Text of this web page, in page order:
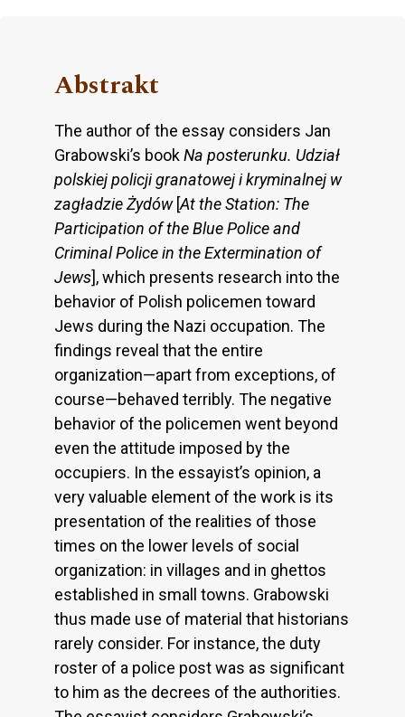
Abstrakt
The author of the essay considers Jan
Grabowski’s bookNa posterunku. Udział
polskiej policji granatowej i kryminalnej w
zagładzie Żydów[At the Station: The
Participation of the Blue Police and
Criminal Police in the Extermination of
Jews], which presents research into the
behavior of Polish policemen toward
Jews during the Nazi occupation. The
findings reveal that the entire
organization—apart from exceptions, of
course—behaved terribly. The negative
behavior of the policemen went beyond
even the attitude imposed by the
occupiers. In the essayist’s opinion, a
very valuable element of the work is its
presentation of the realities of those
times on the lower levels of social
organization: in villages and in ghettos
established in small towns. Grabowski
thus made use of material that historians
rarely consider. For instance, the duty
roster of a police post was as significant
to him as the decrees of the authorities.